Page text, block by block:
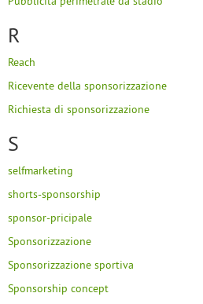
R
Reach
Ricevente della sponsorizzazione
Richiesta di sponsorizzazione
S
selfmarketing
shorts-sponsorship
sponsor-pricipale
Sponsorizzazione
Sponsorizzazione sportiva
Sponsorship concept